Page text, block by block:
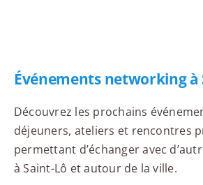
Événements networking à
Découvrez les prochains
déjeuners, ateliers et rencontres
permettant d’échanger avec
à Saint-Lô et autour de la ville.